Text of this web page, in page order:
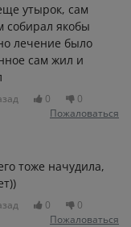
утырок, сам
собирал якобы
лечение было
сам жил и
0
0
Пожаловаться
тоже начудила,
0
0
Пожаловаться